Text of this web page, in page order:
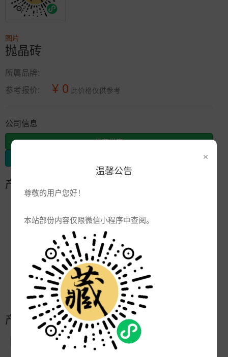
×
温馨公告
尊敬的用户您好！
本站部份内容仅限微信小程序中查阅。
图片
抛晶砖
所属品牌:
参考报价:
¥ 0 此价格仅供参考
公司信息
发布供应
产品参数
品牌:
晋江
3893
厂商:
晋江德顺陶瓷建材有限公司
更新:
2010-04-18 22:09:40
产品简介